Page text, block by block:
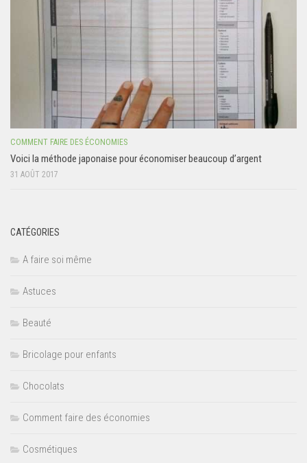
COMMENT FAIRE DES ÉCONOMIES
Voici la méthode japonaise pour économiser beaucoup d’argent
31 AOÛT 2017
CATÉGORIES
A faire soi même
Astuces
Beauté
Bricolage pour enfants
Chocolats
Comment faire des économies
Cosmétiques